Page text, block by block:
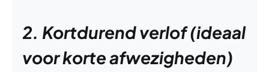
2. Kortdurend verlof (ideaal
voor korte afwezigheden)